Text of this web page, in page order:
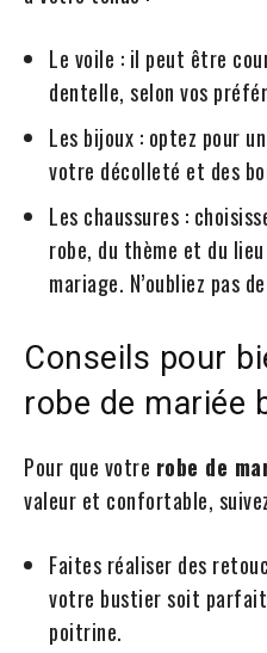
Le voile : il peut être
dentelle, selon vos
Les bijoux : optez pour
votre décolleté et des
Les chaussures :
robe, du thème et du
mariage. N’oubliez pas
Conseils pour
robe de mariée
Pour que votre robe de
valeur et confortable,
Faites réaliser des
votre bustier soit
poitrine.